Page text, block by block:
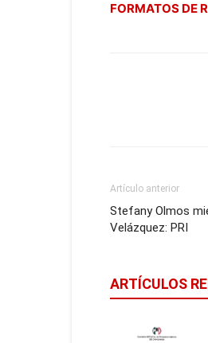
FORMATOS DE
Artículo anterior
Stefany Olmos
Velázquez: PRI
ARTÍCULOS